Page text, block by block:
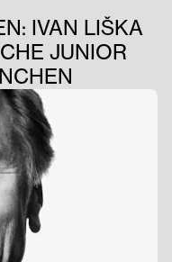
IVAN LIŠKA
JUNIOR